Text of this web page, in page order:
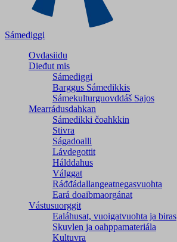
Sámediggi
Ovdasiidu
Dieđut mis
Sámediggi
Barggus Sámedikkis
Sámekulturguovddáš Sajos
Mearrádusdahkan
Sámedikki čoahkkin
Stivra
Ságadoalli
Lávdegottit
Hálddahus
Válggat
Ráđđádallangeatnegas­vuohta
Eará doaibmaorgánat
Vástusuorggit
Ealáhusat, vuoigatvuohta ja biras
Skuvlen ja oahppamateriála
Kultuvra